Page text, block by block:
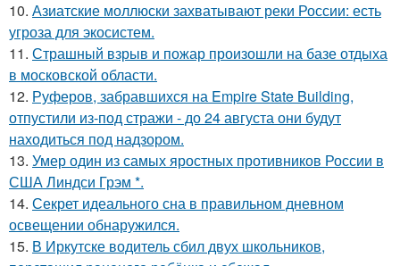
10. Азиатские моллюски захватывают реки России: есть
угроза для экосистем.
11. Страшный взрыв и пожар произошли на базе отдыха
в московской области.
12. Руферов, забравшихся на Empire State Building,
отпустили из-под стражи - до 24 августа они будут
находиться под надзором.
13. Умер один из самых яростных противников России в
США Линдси Грэм *.
14. Секрет идеального сна в правильном дневном
освещении обнаружился.
15. В Иркутске водитель сбил двух школьников,